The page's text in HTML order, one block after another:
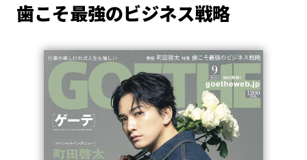
歯こそ最強のビジネス戦略